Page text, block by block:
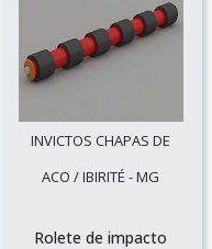
INVICTOS CHAPAS DE
ACO / IBIRITÉ - MG
Rolete de impacto